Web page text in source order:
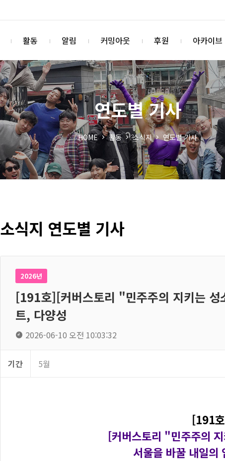
활동 알림 커밍아웃 후원 아카이브
연도별 기사
HOME 활동 소식지 연도별 기사
소식지 연도별 기사
2026년
[191호][커버스토리 "민주주의 지키는
트, 다양성
2026-06-10 오전 10:03:32
기간 5월
[191
[커버스토리 "민주주의
서울을 바꿀 내일의